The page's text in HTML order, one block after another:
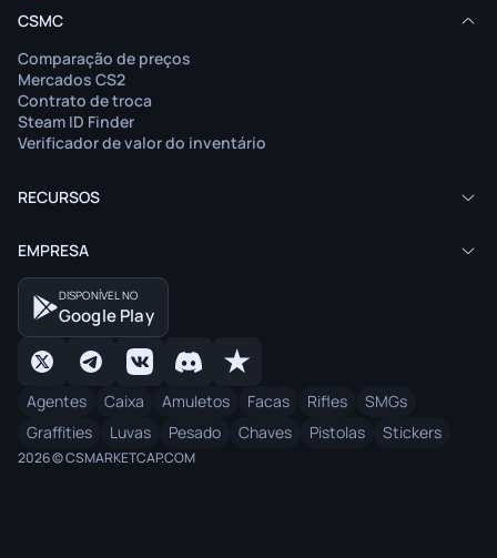
CSMC
Comparação de preços
Mercados CS2
Contrato de troca
Steam ID Finder
Verificador de valor do inventário
RECURSOS
EMPRESA
DISPONÍVEL NO
Google Play
Agentes Caixa Amuletos Facas Rifles
SMGs
Graffities
Luvas Pesado Chaves Pistolas Stickers
2026 © CSMARKETCAP.COM